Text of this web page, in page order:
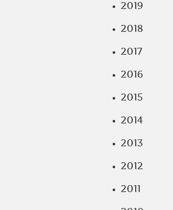
2019
2018
2017
2016
2015
2014
2013
2012
2011